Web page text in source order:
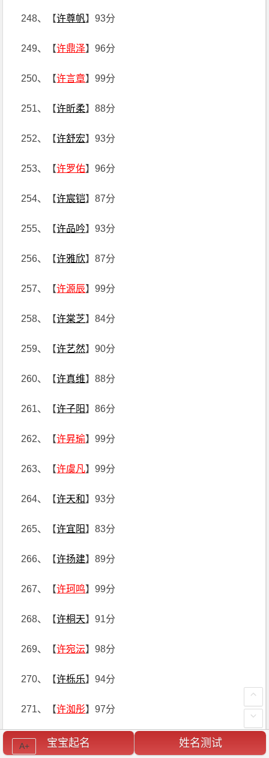
248、【许尊帆】93分
249、【许鼎泽】96分
250、【许言章】99分
251、【许昕柔】88分
252、【许舒宏】93分
253、【许罗佑】96分
254、【许宸铠】87分
255、【许品吟】93分
256、【许雅欣】87分
257、【许源辰】99分
258、【许棠芝】84分
259、【许艺然】90分
260、【许真维】88分
261、【许子阳】86分
262、【许昇瑜】99分
263、【许虞凡】99分
264、【许天和】93分
265、【许宜阳】83分
266、【许扬建】89分
267、【许珂鸣】99分
268、【许桐天】91分
269、【许宛沄】98分
270、【许栎乐】94分
271、【许洳彤】97分
272、【许宋铭】97分
宝宝起名 姓名测试
A+